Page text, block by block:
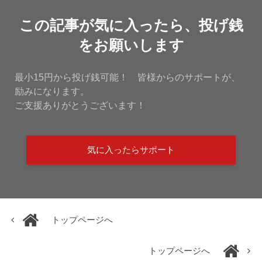
この記事が気に入ったら、投げ銭
をお願いします
最小15円から投げ銭可能！ 皆様からのサポートが、
励みになります。
ご支援ありがとうございます！
気に入ったらサポート
トップページへ
トップページへ